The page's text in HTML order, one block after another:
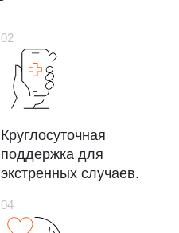
Круглосуточная
поддержка для
экстренных случаев.